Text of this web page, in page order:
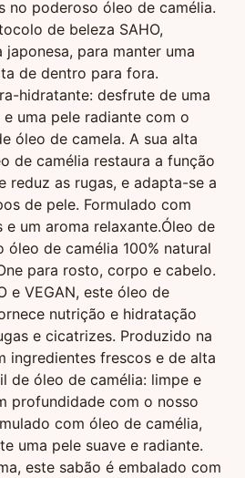
no poderoso óleo de camélia.
de beleza SAHO,
para manter uma
de dentro para fora.
hidratante: desfrute de uma
uma pele radiante com o
óleo de camela. A sua alta
de camélia restaura a função
reduz as rugas, e adapta-se a
de pele. Formulado com
e um aroma relaxante.Óleo de
óleo de camélia 100% natural
para rosto, corpo e cabelo.
e VEGAN, este óleo de
nutrição e hidratação
e cicatrizes. Produzido na
ingredientes frescos e de alta
de óleo de camélia: limpe e
profundidade com o nosso
com óleo de camélia,
uma pele suave e radiante.
este sabão é embalado com